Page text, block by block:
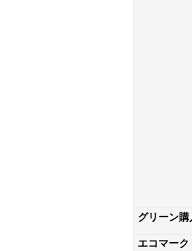
グリーン購
エコマーク